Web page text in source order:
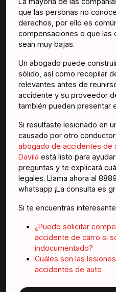
que las personas no
derechos, por ello es
compensaciones o que las
sean muy bajas.
Un abogado puede
sólido, así como recopilar
relevantes antes de
accidente y su proveedor
también pueden presentar
Si resultaste lesionado en
causado por otro
abogado de accidentes de
Davila está listo para
preguntas y te explicará
legales. Llama ahora al
whatsapp ¡La consulta es
Si te encuentras
¿Puedo solicitar
accidente de carro si
indocumentado?
Cuáles son las
accidentes de auto